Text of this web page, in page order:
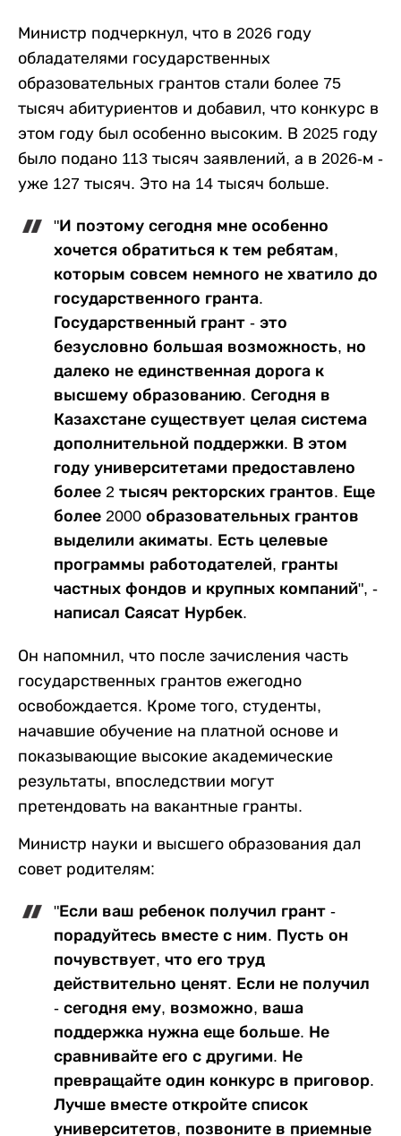
Министр подчеркнул, что в 2026 году
обладателями государственных
образовательных грантов стали более 75
тысяч абитуриентов и добавил, что конкурс в
этом году был особенно высоким. В 2025 году
было подано 113 тысяч заявлений, а в 2026-м -
уже 127 тысяч. Это на 14 тысяч больше.
"И поэтому сегодня мне особенно
хочется обратиться к тем ребятам,
которым совсем немного не хватило до
государственного гранта.
Государственный грант - это
безусловно большая возможность, но
далеко не единственная дорога к
высшему образованию. Сегодня в
Казахстане существует целая система
дополнительной поддержки. В этом
году университетами предоставлено
более 2 тысяч ректорских грантов. Еще
более 2000 образовательных грантов
выделили акиматы. Есть целевые
программы работодателей, гранты
частных фондов и крупных компаний", -
написал Саясат Нурбек.
Он напомнил, что после зачисления часть
государственных грантов ежегодно
освобождается. Кроме того, студенты,
начавшие обучение на платной основе и
показывающие высокие академические
результаты, впоследствии могут
претендовать на вакантные гранты.
Министр науки и высшего образования дал
совет родителям:
"Если ваш ребенок получил грант -
порадуйтесь вместе с ним. Пусть он
почувствует, что его труд
действительно ценят. Если не получил
- сегодня ему, возможно, ваша
поддержка нужна еще больше. Не
сравнивайте его с другими. Не
превращайте один конкурс в приговор.
Лучше вместе откройте список
университетов, позвоните в приемные